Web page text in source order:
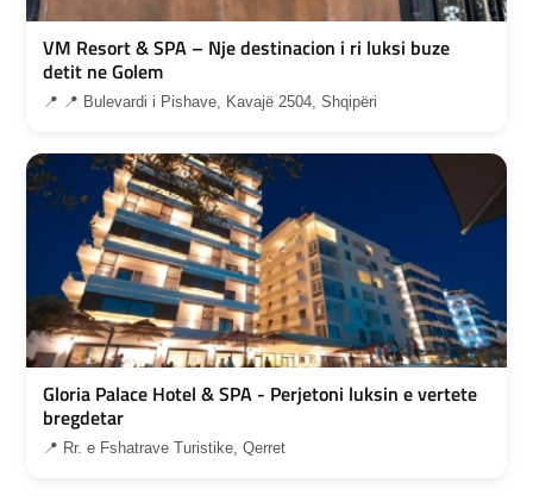
VM Resort & SPA – Nje destinacion i ri luksi buze
detit ne Golem
📍 📍 Bulevardi i Pishave, Kavajë 2504, Shqipëri
Gloria Palace Hotel & SPA - Perjetoni luksin e vertete
bregdetar
📍 Rr. e Fshatrave Turistike, Qerret